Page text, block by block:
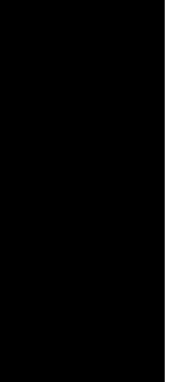
im Warenkorb.
im Warenkorb.